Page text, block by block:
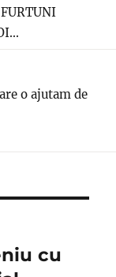
o ajutam de
cu